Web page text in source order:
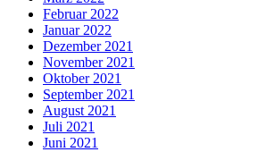
Februar 2022
Januar 2022
Dezember 2021
November 2021
Oktober 2021
September 2021
August 2021
Juli 2021
Juni 2021